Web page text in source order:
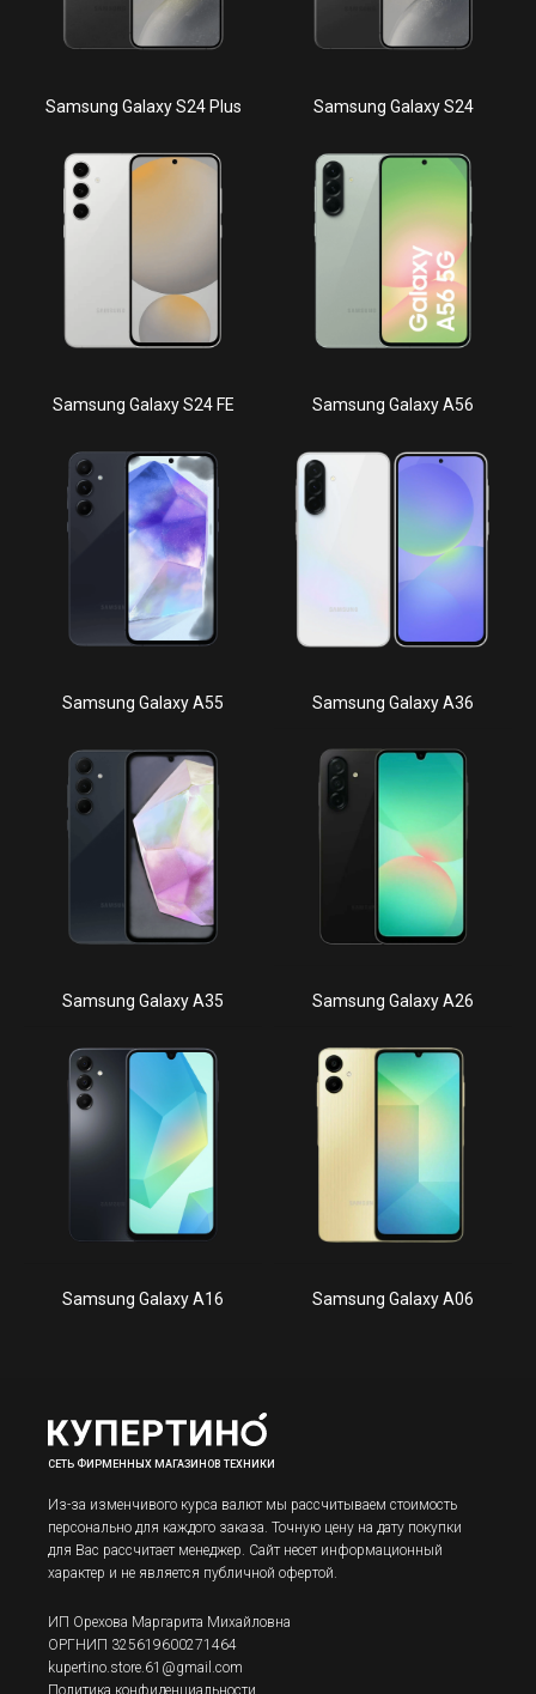
Samsung Galaxy S24 Plus Samsung Galaxy S24
Samsung Galaxy S24 FE Samsung Galaxy A56
Samsung Galaxy A55 Samsung Galaxy A36
Samsung Galaxy A35 Samsung Galaxy A26
Samsung Galaxy A16 Samsung Galaxy A06
Из-за изменчивого курса валют мы рассчитываем стоимость
персонально для каждого заказа. Точную цену на дату покупки
для Вас рассчитает менеджер. Сайт несет информационный
характер и не является публичной офертой.
СЕТЬ ФИРМЕННЫХ МАГАЗИНОВ ТЕХНИКИ
ИП Орехова Маргарита Михайловна
ОРГНИП 325619600271464
kupertino.store.61@gmail.com
Политика конфиденциальности